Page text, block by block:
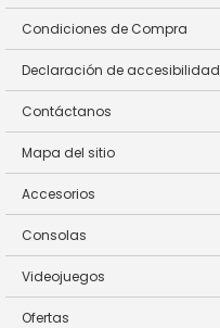
Condiciones de Compra
Declaración de accesibilidad
Contáctanos
Mapa del sitio
Accesorios
Consolas
Videojuegos
Ofertas